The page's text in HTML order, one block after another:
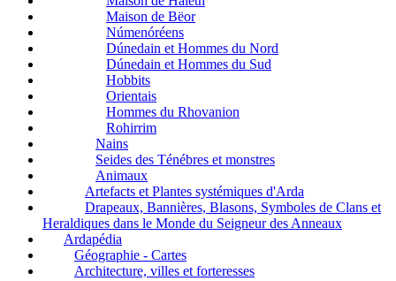
Maison de Bëor
Númenóréens
Dúnedain et Hommes du Nord
Dúnedain et Hommes du Sud
Hobbits
Orientais
Hommes du Rhovanion
Rohirrim
Nains
Seides des Ténébres et monstres
Animaux
Artefacts et Plantes systémiques d'Arda
Drapeaux, Bannières, Blasons, Symboles de Clans et
Heraldiques dans le Monde du Seigneur des Anneaux
Ardapédia
Géographie - Cartes
Architecture, villes et forteresses